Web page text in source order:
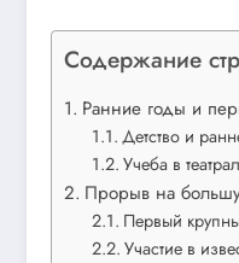
Содержание
Ранние годы и
Детство и
Учеба в
Прорыв на
Первый
Участие в